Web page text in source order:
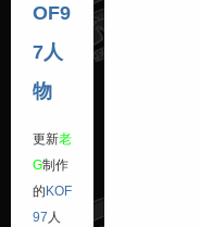
OF9
7人
物
更新老
G制作
的 KOF
97 人